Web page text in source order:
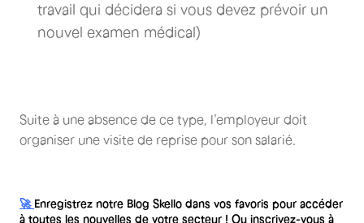
travail qui décidera si vous devez prévoir un
nouvel examen médical)
Suite à une absence de ce type, l’employeur doit
organiser une visite de reprise pour son salarié.
🚀 Enregistrez notre Blog Skello dans vos favoris pour accéder
à toutes les nouvelles de votre secteur ! Ou inscrivez-vous à